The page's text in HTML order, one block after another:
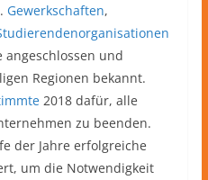
. Gewerkschaften,
angeschlossen und
Regionen bekannt.
2018 dafür, alle
zu beenden.
der Jahre erfolgreiche
um die Notwendigkeit